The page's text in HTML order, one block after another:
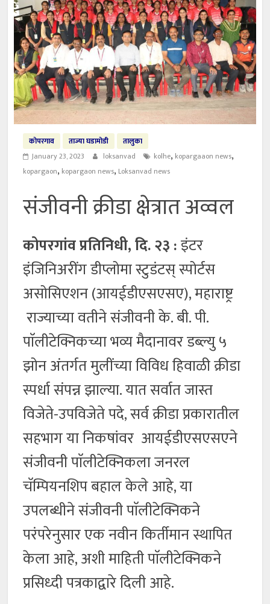
कोपरगाव ताज्या घडामोडी
तालुका
January 23, 2023
loksanvad kolhe, kopargaaon news,
kopargaon, kopargaon news, Loksanvad news
संजीवनी क्रीडा क्षेत्रात अव्वल
कोपरगांव प्रतिनिधी, दि. २३ :इंटर
इंजिनिअरींग डीप्लोमा स्टुडंटस् स्पोर्टस
असोसिएशन (आयईडीएसएसए), महाराष्ट्र
राज्याच्या वतीने संजीवनी के. बी. पी.
पाॅलीटेक्निकच्या भव्य मैदानावर डब्ल्यु ५
झोन अंतर्गत मुलींच्या विविध हिवाळी क्रीडा
स्पर्धा संपन्न झाल्या. यात सर्वात जास्त
विजेते-उपविजेते पदे, सर्व क्रीडा प्रकारातील
सहभाग या निकषांवर आयईडीएसएसएने
संजीवनी पाॅलीटेक्निकला जनरल
चॅम्पियनशिप बहाल केले आहे, या
उपलब्धीने संजीवनी पाॅलीटेक्निकने
परंपरेनुसार एक नवीन किर्तीमान स्थापित
केला आहे, अशी माहिती पाॅलीटेक्निकने
प्रसिध्दी पत्रकाद्वारे दिली आहे.